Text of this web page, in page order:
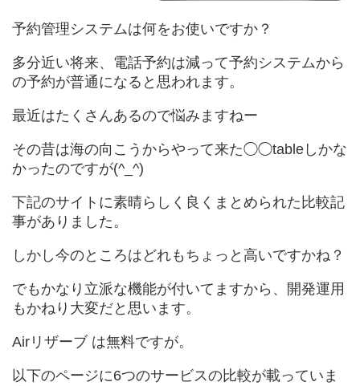
予約管理システムは何をお使いですか？
多分近い将来、電話予約は減って予約システムから
の予約が普通になると思われます。
最近はたくさんあるので悩みますねー
その昔は海の向こうからやって来た◯◯tableしかな
かったのですが(^_^)
下記のサイトに素晴らしく良くまとめられた比較記
事がありました。
しかし今のところはどれもちょっと高いですかね？
でもかなり立派な機能が付いてますから、開発運用
もかねり大変だと思います。
Airリザーブ は無料ですが。
以下のページに6つのサービスの比較が載っていま